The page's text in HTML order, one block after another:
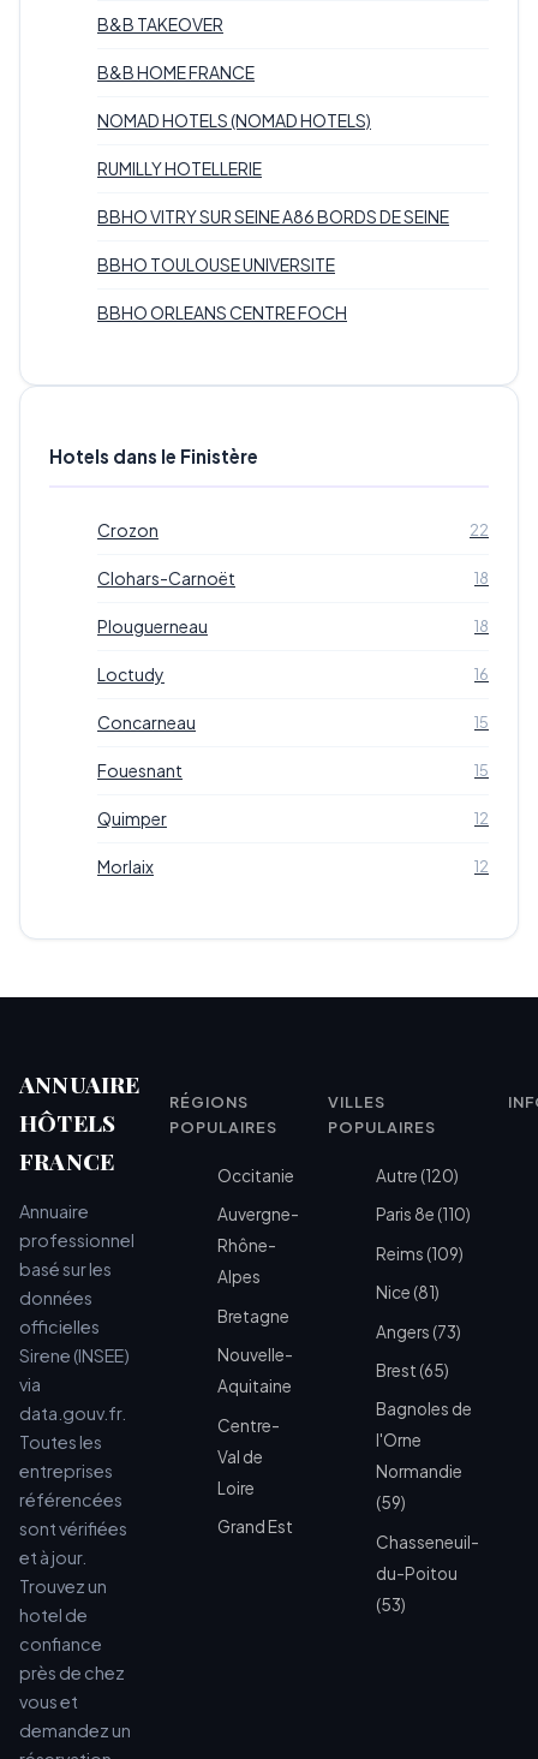
B&B TAKEOVER
B&B HOME FRANCE
NOMAD HOTELS (NOMAD HOTELS)
RUMILLY HOTELLERIE
BBHO VITRY SUR SEINE A86 BORDS DE SEINE
BBHO TOULOUSE UNIVERSITE
BBHO ORLEANS CENTRE FOCH
Hotels dans le Finistère
Crozon 22
Clohars-Carnoët 18
Plouguerneau 18
Loctudy 16
Concarneau 15
Fouesnant 15
Quimper 12
Morlaix 12
ANNUAIRE
HÔTELS
FRANCE
Annuaire
professionnel
basé sur les
données
officielles
Sirene (INSEE)
via
data.gouv.fr.
Toutes les
entreprises
référencées
sont vérifiées
et à jour.
Trouvez un
hotel de
confiance
près de chez
vous et
demandez un
RÉGIONS
POPULAIRES
Occitanie
Auvergne-
Rhône-
Alpes
Bretagne
Nouvelle-
Aquitaine
Centre-
Val de
Loire
Grand Est
VILLES
POPULAIRES
Autre (120)
Paris 8e (110)
Reims (109)
Nice (81)
Angers (73)
Brest (65)
Bagnoles de
l'Orne
Normandie
(59)
Chasseneuil-
du-Poitou
(53)